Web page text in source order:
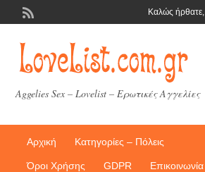
Καλώς ήρθατε,
Aggelies Sex – Lovelist – Ερωτικές Αγγελίες
Αρχική Κατηγορίες – Πόλεις
Όροι Χρήσης GDPR Επικοινωνία